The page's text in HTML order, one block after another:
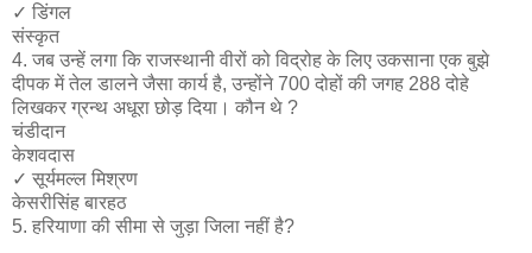
✓​ डिंगल
संस्कृत
4. जब उन्हें लगा कि राजस्थानी वीरों को विद्रोह के लिए उकसाना एक बुझे
दीपक में तेल डालने जैसा कार्य है, उन्होंने 700 दोहों की जगह 288 दोहे
लिखकर ग्रन्थ अधूरा छोड़ दिया। कौन थे ?
चंडीदान
केशवदास
✓​ सूर्यमल्ल मिश्रण
केसरीसिंह बारहठ
5. हरियाणा की सीमा से जुड़ा जिला नहीं है?